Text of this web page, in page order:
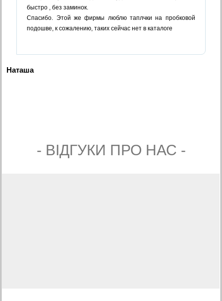
быстро , без заминок.
Спасибо. Этой же фирмы люблю таплчки на пробковой
подошве, к сожалению, таких сейчас нет в каталоге
Наташа
- ВIДГУКИ ПРО НАС -